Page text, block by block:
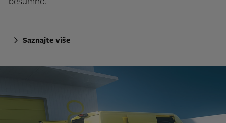
Saznajte više